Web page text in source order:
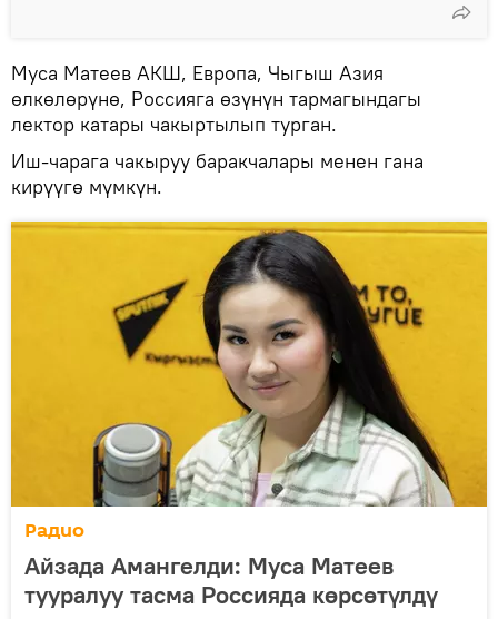
Муса Матеев АКШ, Европа, Чыгыш Азия
өлкөлөрүнө, Россияга өзүнүн тармагындагы
лектор катары чакыртылып турган.
Иш-чарага чакыруу баракчалары менен гана
кирүүгө мүмкүн.
Радио
Айзада Амангелди: Муса Матеев
тууралуу тасма Россияда көрсөтүлдү